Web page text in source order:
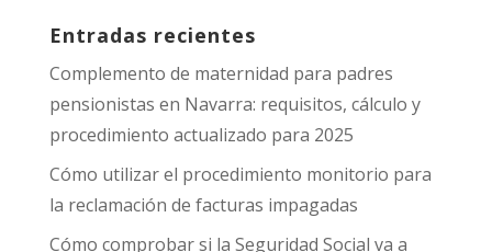
Entradas recientes
Complemento de maternidad para padres
pensionistas en Navarra: requisitos, cálculo y
procedimiento actualizado para 2025
Cómo utilizar el procedimiento monitorio para
la reclamación de facturas impagadas
Cómo comprobar si la Seguridad Social va a